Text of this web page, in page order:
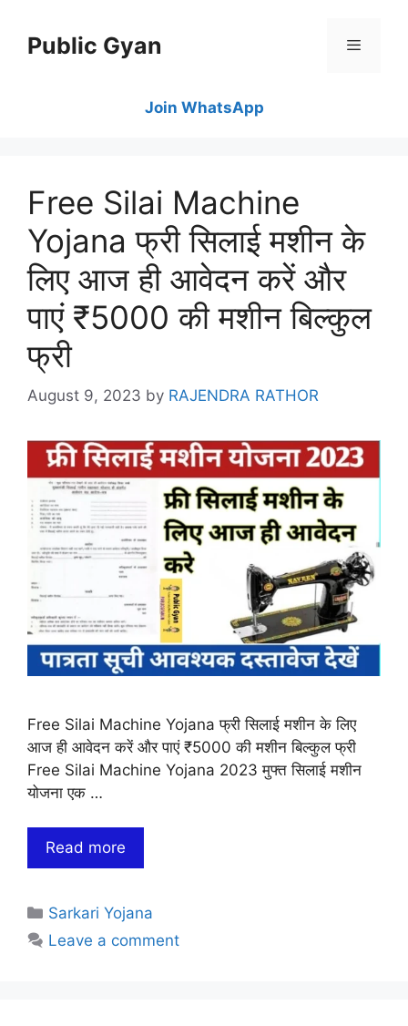
contentPublic Gyan
Join WhatsApp
Free Silai Machine
Yojana फ्री सिलाई मशीन के
लिए आज ही आवेदन करें और
पाएं ₹5000 की मशीन बिल्कुल
फ्री
August 9, 2023 by RAJENDRA RATHOR
Free Silai Machine Yojana फ्री सिलाई मशीन के लिए
आज ही आवेदन करें और पाएं ₹5000 की मशीन बिल्कुल फ्री
Free Silai Machine Yojana 2023 मुफ्त सिलाई मशीन
योजना एक …
Read more
Categories
Sarkari Yojana
Leave a comment